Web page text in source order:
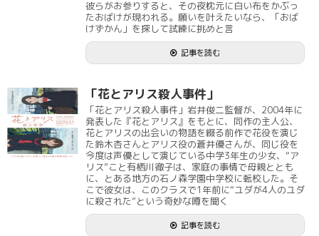
彼らがお参りすると、その夜枕元に白い布をかぶっ
たおばけが現われる。願いを叶えたいなら、「おば
けずかん」を探して試練に挑めと言
記事を読む
「花とアリス殺人事件」
「花とアリス殺人事件」岩井俊二監督が、2004年に
発表した『花とアリス』をもとに、同作の主人公、
花とアリスの出会いの物語を綴る前作で花役を演じ
た鈴木杏さんとアリス役の蒼井優さんが、同じ役を
今度は声優として演じている中学3年生の少女、“ア
リス”こと有栖川徹子は、家庭の事情で母親ととも
に、とある地方の石ノ森学園中学校に転校した。そ
こで彼女は、このクラスで1年前に“ユダが4人のユダ
に殺された”という奇妙な噂を聞く
記事を読む